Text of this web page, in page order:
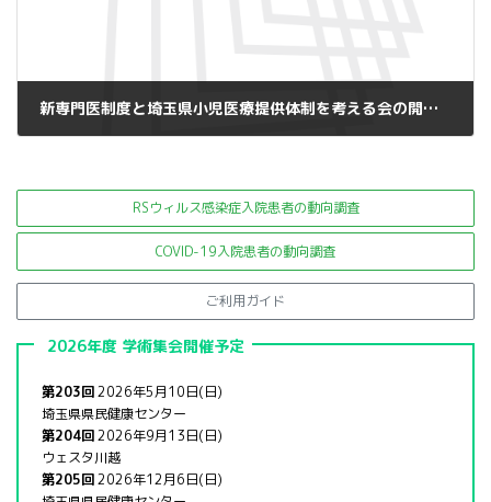
新専門医制度と埼玉県小児医療提供体制を考える会の開催について
RSウィルス感染症入院患者の動向調査
COVID-19入院患者の動向調査
ご利用ガイド
2026年度 学術集会開催予定
第203回2026年5月10日(日)
埼玉県県民健康センター
第204回2026年9月13日(日)
ウェスタ川越
第205回2026年12月6日(日)